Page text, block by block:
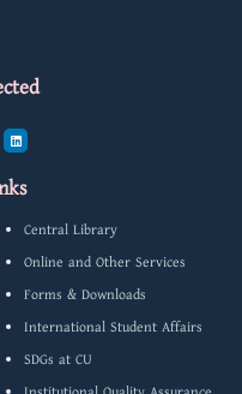
L
i
n
d
Central Library
Online and Other Services
Forms & Downloads
International Student Affairs
SDGs at CU